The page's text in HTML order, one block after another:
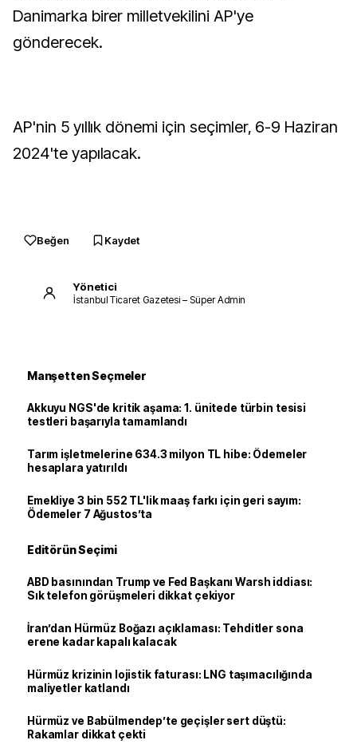
Danimarka birer milletvekilini AP'ye
gönderecek.
AP'nin 5 yıllık dönemi için seçimler, 6-9 Haziran
2024'te yapılacak.
Beğen Kaydet
Yönetici
İstanbul Ticaret Gazetesi – Süper Admin
Manşetten Seçmeler
Akkuyu NGS'de kritik aşama: 1. ünitede türbin tesisi
testleri başarıyla tamamlandı
Tarım işletmelerine 634.3 milyon TL hibe: Ödemeler
hesaplara yatırıldı
Emekliye 3 bin 552 TL'lik maaş farkı için geri sayım:
Ödemeler 7 Ağustos’ta
Editörün Seçimi
ABD basınından Trump ve Fed Başkanı Warsh iddiası:
Sık telefon görüşmeleri dikkat çekiyor
İran’dan Hürmüz Boğazı açıklaması: Tehditler sona
erene kadar kapalı kalacak
Hürmüz krizinin lojistik faturası: LNG taşımacılığında
maliyetler katlandı
Hürmüz ve Babülmendep’te geçişler sert düştü:
Rakamlar dikkat çekti